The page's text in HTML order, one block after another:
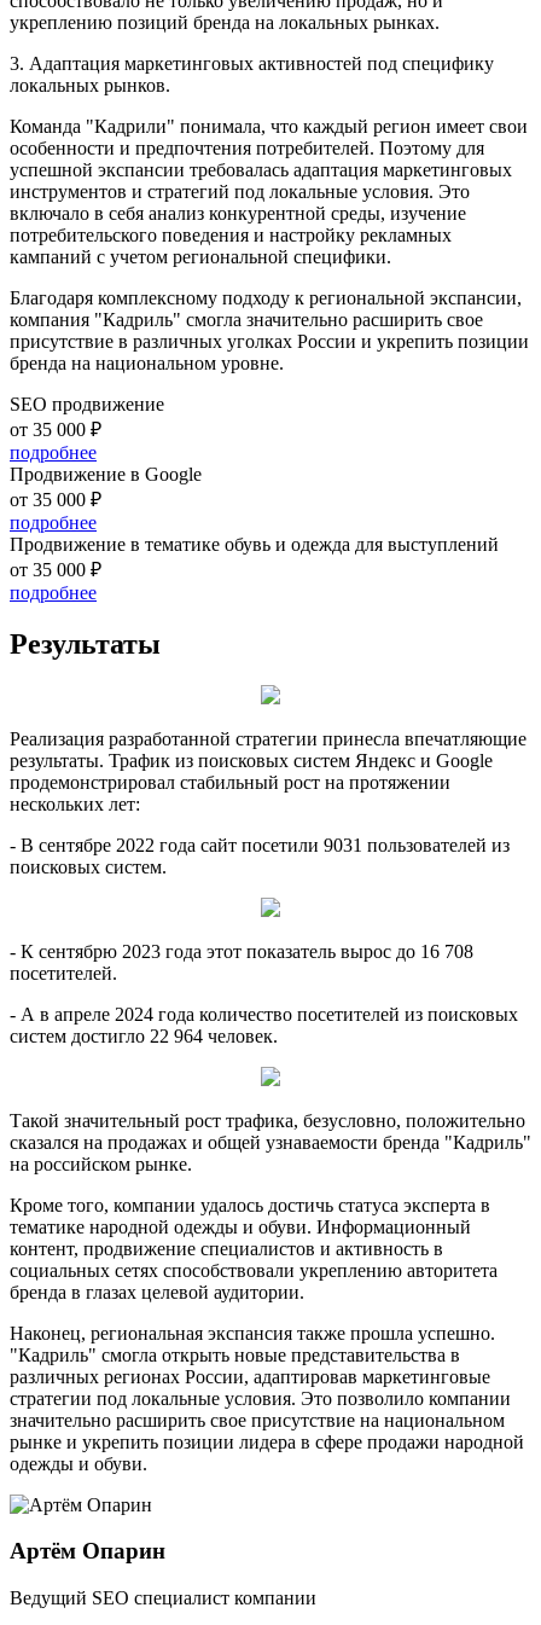
укреплению позиций бренда на локальных рынках.
3. Адаптация маркетинговых активностей под специфику
локальных рынков.
Команда "Кадрили" понимала, что каждый регион имеет свои
особенности и предпочтения потребителей. Поэтому для
успешной экспансии требовалась адаптация маркетинговых
инструментов и стратегий под локальные условия. Это
включало в себя анализ конкурентной среды, изучение
потребительского поведения и настройку рекламных
кампаний с учетом региональной специфики.
Благодаря комплексному подходу к региональной экспансии,
компания "Кадриль" смогла значительно расширить свое
присутствие в различных уголках России и укрепить позиции
бренда на национальном уровне.
SEO продвижение
от 35 000 ₽
подробнее
Продвижение в Google
от 35 000 ₽
подробнее
Продвижение в тематике обувь и одежда для выступлений
от 35 000 ₽
подробнее
Результаты
Реализация разработанной стратегии принесла впечатляющие
результаты. Трафик из поисковых систем Яндекс и Google
продемонстрировал стабильный рост на протяжении
нескольких лет:
- В сентябре 2022 года сайт посетили 9031 пользователей из
поисковых систем.
- К сентябрю 2023 года этот показатель вырос до 16 708
посетителей.
- А в апреле 2024 года количество посетителей из поисковых
систем достигло 22 964 человек.
Такой значительный рост трафика, безусловно, положительно
сказался на продажах и общей узнаваемости бренда "Кадриль"
на российском рынке.
Кроме того, компании удалось достичь статуса эксперта в
тематике народной одежды и обуви. Информационный
контент, продвижение специалистов и активность в
социальных сетях способствовали укреплению авторитета
бренда в глазах целевой аудитории.
Наконец, региональная экспансия также прошла успешно.
"Кадриль" смогла открыть новые представительства в
различных регионах России, адаптировав маркетинговые
стратегии под локальные условия. Это позволило компании
значительно расширить свое присутствие на национальном
рынке и укрепить позиции лидера в сфере продажи народной
одежды и обуви.
Артём Опарин
Ведущий SEO специалист компании